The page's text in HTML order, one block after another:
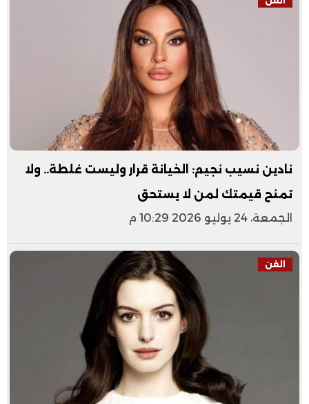
نادين نسيب نجيم: الخيانة قرار وليست غلطة.. ولا
تمنح قيمتك لمن لا يستحق
الجمعة، 24 يوليو 2026 10:29 م
الفن